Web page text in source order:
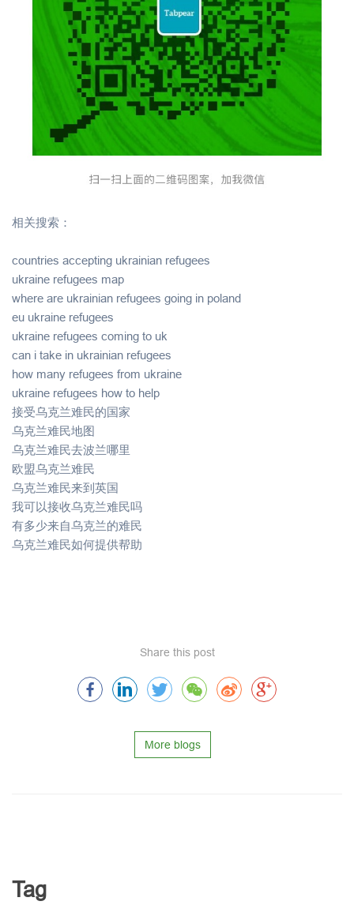
相关搜索：
countries accepting ukrainian refugees
ukraine refugees map
where are ukrainian refugees going in poland
eu ukraine refugees
ukraine refugees coming to uk
can i take in ukrainian refugees
how many refugees from ukraine
ukraine refugees how to help
接受乌克兰难民的国家
乌克兰难民地图
乌克兰难民去波兰哪里
欧盟乌克兰难民
乌克兰难民来到英国
我可以接收乌克兰难民吗
有多少来自乌克兰的难民
乌克兰难民如何提供帮助
Share this post
More blogs
Tag